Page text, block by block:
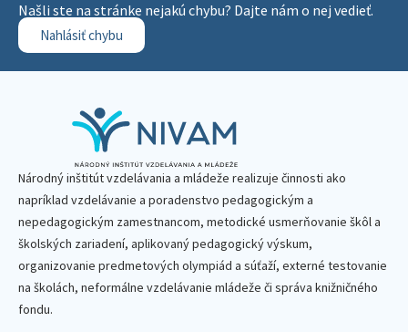
Našli ste na stránke nejakú chybu? Dajte nám o nej vedieť.
Nahlásiť chybu
Národný inštitút vzdelávania a mládeže realizuje činnosti ako
napríklad vzdelávanie a poradenstvo pedagogickým a
nepedagogickým zamestnancom, metodické usmerňovanie škôl a
školských zariadení, aplikovaný pedagogický výskum,
organizovanie predmetových olympiád a súťaží, externé testovanie
na školách, neformálne vzdelávanie mládeže či správa knižničného
fondu.